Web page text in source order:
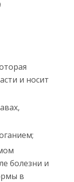
и носит
болезни и
в